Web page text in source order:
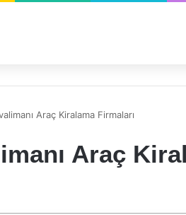
Araç Kiralama Firmaları
Araç